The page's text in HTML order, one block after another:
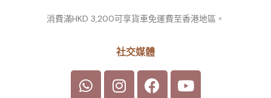
消費滿HKD 3,200可享貨車免運費至香港地區。
社交媒體